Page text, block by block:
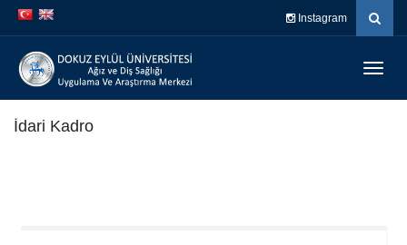
İçeriğe
atla
Navigasyona
atla
Instagram
İdari Kadro